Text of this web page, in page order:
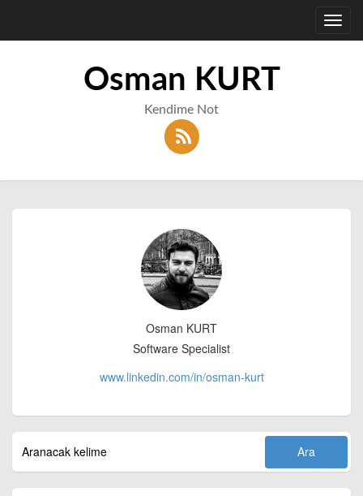
Osman KURT
Kendime Not
Osman KURT
Software Specialist
www.linkedin.com/in/osman-kurt